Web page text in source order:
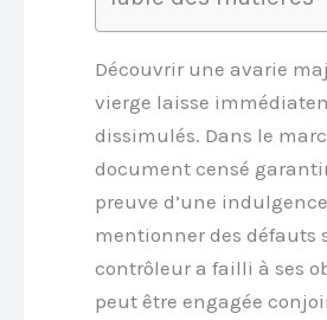
Découvrir une avarie
vierge laisse
dissimulés. Dans le
document censé
preuve d’une
mentionner des défauts
contrôleur a failli à ses
peut être engagée